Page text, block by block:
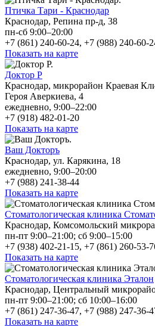
Птичка Тари - Краснодар
Краснодар, Репина пр-д, 38
пн-сб 9:00–20:00
+7 (861) 240-60-24, +7 (988) 240-60-
Показать на карте
Доктор Р
Краснодар, микрорайон Краевая
Героя Аверкиева, 4
ежедневно, 9:00–22:00
+7 (918) 482-01-20
Показать на карте
Ваш Докторъ
Краснодар, ул. Карякина, 18
ежедневно, 9:00–20:00
+7 (988) 241-38-44
Показать на карте
Стоматологическая клиника
Краснодар, Комсомольский
пн-пт 9:00–21:00; сб 9:00–15:00
+7 (938) 402-21-15, +7 (861) 260-53-
Показать на карте
Стоматологическая клиника Эталон
Краснодар, Центральный
пн-пт 9:00–21:00; сб 10:00–16:00
+7 (861) 247-36-47, +7 (988) 247-36-
Показать на карте